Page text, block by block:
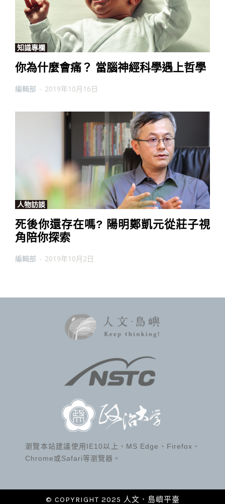
知識專欄
你為什麼會痛？ 當腦神經科學遇上哲學
編輯部 - 2019年10月16日
人物訪談
死後你還存在嗎? 陽明鄭凱元從莊子視
角陪你探索
編輯部 - 2019年10月2日
瀏覽本站建議使用IE10以上、MS Edge、Firefox、
Chrome或Safari等瀏覽器。
© COPYRIGHT 2025 人文．島嶼平臺